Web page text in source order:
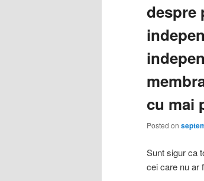
principal
secundar
despre
cu mai
Posted on
Sunt sigur ca
cei care nu ar